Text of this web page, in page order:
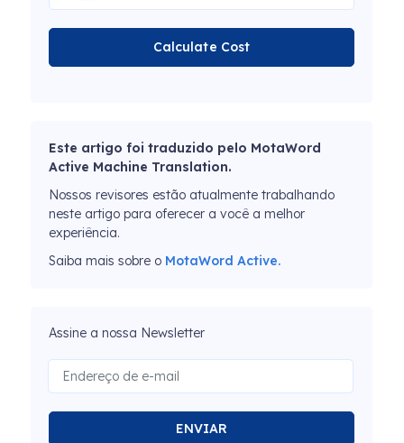
Calculate Cost
Este artigo foi traduzido pelo MotaWord
Active Machine Translation.
Nossos revisores estão atualmente trabalhando
neste artigo para oferecer a você a melhor
experiência.
Saiba mais sobre o MotaWord Active.
Assine a nossa Newsletter
ENVIAR